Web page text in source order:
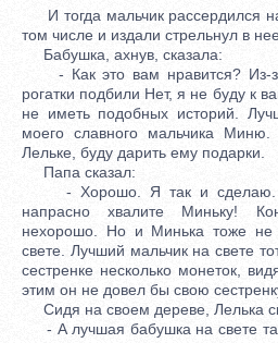
И тогда мальчик рассердился
том числе и издали стрельнул в нее
Бабушка, ахнув, сказала:
- Как это вам нравится? Из-
рогатки подбили Нет, я не буду к
не иметь подобных историй.
моего славного мальчика
Лельке, буду дарить ему подарки.
Папа сказал:
- Хорошо. Я так и сделаю.
напрасно хвалите Миньку!
нехорошо. Но и Минька тоже не
свете. Лучший мальчик на свете
сестренке несколько монеток,
этим он не довел бы свою
Сидя на своем дереве, Лелька
- А лучшая бабушка на свете